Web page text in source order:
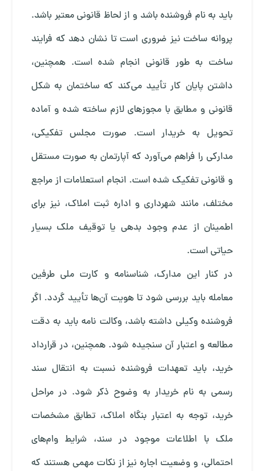
باید به نام فروشنده باشد و از لحاظ قانونی معتبر باشد.
پروانه ساخت نیز ضروری است تا نشان دهد که فرایند
ساخت به طور قانونی انجام شده است. همچنین،
داشتن پایان کار تأیید می‌کند که ساختمان به شکل
قانونی و مطابق با مجوزهای لازم ساخته شده و آماده
تحویل به خریدار است. صورت مجلس تفکیکی،
مدارکی را فراهم می‌آورد که آپارتمان به صورت مستقل
و قانونی تفکیک شده است. انجام استعلامات از مراجع
مختلف، مانند شهرداری و اداره ثبت املاک، نیز برای
اطمینان از عدم وجود بدهی یا توقیف ملک بسیار
حیاتی است.
در کنار این مدارک، شناسنامه و کارت ملی طرفین
معامله باید بررسی شود تا هویت آن‌ها تأیید گردد. اگر
فروشنده وکیلی داشته باشد، وکالت نامه باید به دقت
مطالعه و اعتبار آن سنجیده شود. همچنین، در قرارداد
خرید، باید تعهدات فروشنده نسبت به انتقال سند
رسمی به نام خریدار به وضوح ذکر شود. در مراحل
خرید، توجه به اعتبار بنگاه املاک، تطابق مشخصات
ملک با اطلاعات موجود در سند، شرایط وام‌های
احتمالی، و وضعیت اجاره نیز از نکات مهمی هستند که